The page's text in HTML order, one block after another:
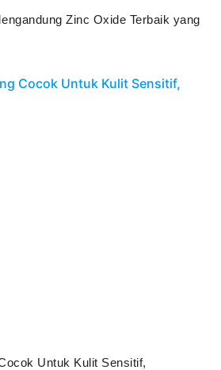
Zinc Oxide Terbaik yang
Untuk Kulit Sensitif,